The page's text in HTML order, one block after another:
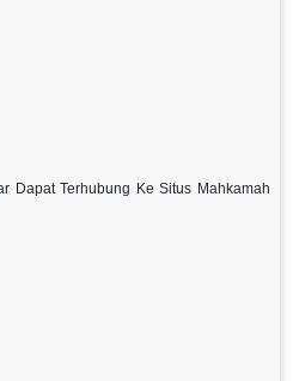
Dapat Terhubung Ke Situs Mahkamah